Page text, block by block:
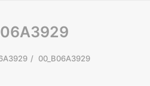
00_B06A3929